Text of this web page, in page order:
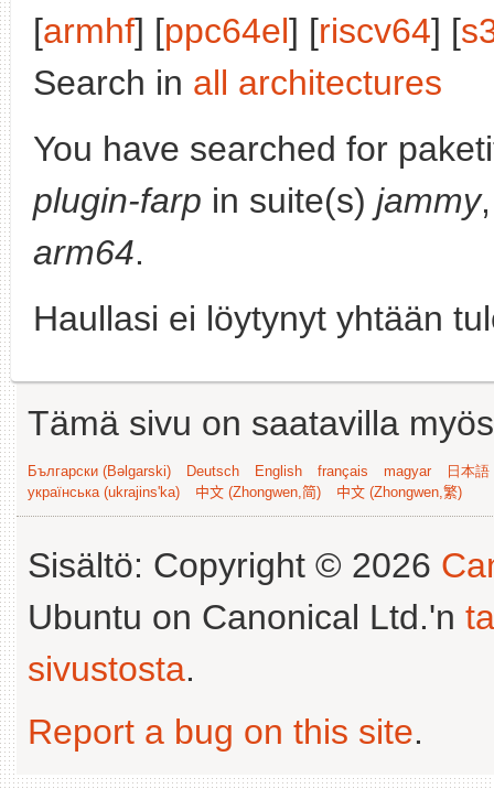
[armhf] [ppc64el] [riscv64] [
Search in all architectures
You have searched for
plugin-farp in suite(s) jammy
arm64.
Haullasi ei löytynyt yhtään
Tämä sivu on saatavilla
Български (Bəlgarski) Deutsch English français magyar
日本
українська (ukrajins'ka)
中文 (Zhongwen,简) 中文 (Zhongwen,繁)
Sisältö: Copyright © 2026
Ubuntu on Canonical Ltd.'n
sivustosta.
Report a bug on this site.